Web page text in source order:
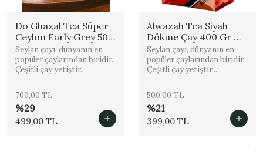
Do Ghazal Tea Süper
Ceylon Early Grey 500
Gr % 100 Orjinal
Seylan çayı, dünyanın en
popüler çaylarından biridir.
Çeşitli çay yetiştir...
700,00 TL
%29
499,00 TL
Alwazah Tea Siyah
Dökme Çay 400 Gr %
100 Orjinal
Seylan çayı, dünyanın en
popüler çaylarından biridir.
Çeşitli çay yetiştir...
500,00 TL
%21
399,00 TL